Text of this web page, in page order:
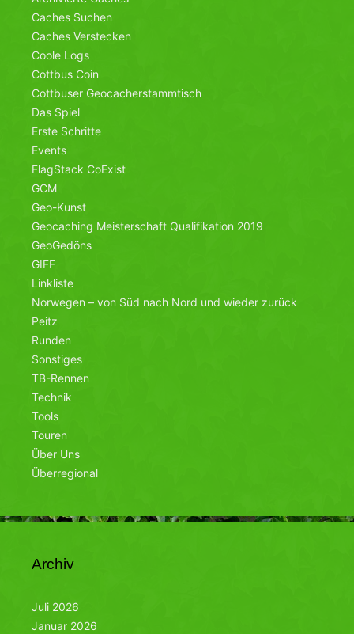
Caches Suchen
Caches Verstecken
Coole Logs
Cottbus Coin
Cottbuser Geocacherstammtisch
Das Spiel
Erste Schritte
Events
FlagStack CoExist
GCM
Geo-Kunst
Geocaching Meisterschaft Qualifikation 2019
GeoGedöns
GIFF
Linkliste
Norwegen – von Süd nach Nord und wieder zurück
Peitz
Runden
Sonstiges
TB-Rennen
Technik
Tools
Touren
Über Uns
Überregional
Archiv
Juli 2026
Januar 2026